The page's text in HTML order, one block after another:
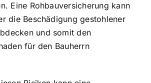
Eine Rohbauversicherung kann
die Beschädigung gestohlener
und somit den
für den Bauherrn